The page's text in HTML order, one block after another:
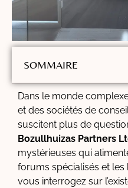
SOMMAIRE
Dans le monde
et des sociétés de
suscitent plus de
Bozullhuizas Partners
mystérieuses qui
forums spécialisés et les
vous interrogez sur